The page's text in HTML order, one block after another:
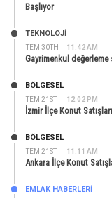
Başlıyor
TEM 30TH 11:42 AM
TEKNOLOJİ
Gayrimenkul
TEM 21ST 12:02 PM
BÖLGESEL
İzmir İlçe Konut
TEM 21ST 11:11 AM
BÖLGESEL
Ankara İlçe Konut
EMLAK HABERLERI